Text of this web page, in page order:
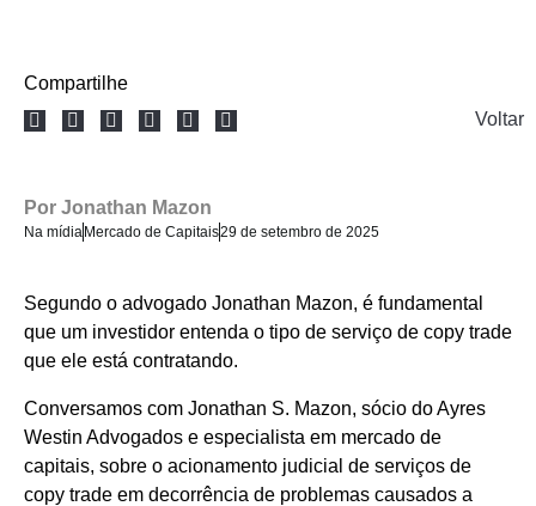
Compartilhe
Voltar
Por Jonathan Mazon
Na mídia Mercado de Capitais29 de setembro de 2025
Segundo o advogado Jonathan Mazon, é fundamental
que um investidor entenda o tipo de serviço de copy trade
que ele está contratando.
Conversamos com Jonathan S. Mazon, sócio do Ayres
Westin Advogados e especialista em mercado de
capitais, sobre o acionamento judicial de serviços de
copy trade em decorrência de problemas causados a